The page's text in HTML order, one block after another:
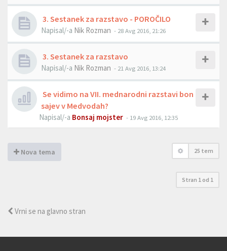
3. Sestanek za razstavo - POROČILO
Napisal/-a Nik Rozman - 28 Avg 2016, 21:26
3. Sestanek za razstavo
Napisal/-a Nik Rozman - 21 Avg 2016, 13:24
Se vidimo na VII. mednarodni razstavi bon
sajev v Medvodah?
Napisal/-a Bonsaj mojster - 19 Avg 2016, 12:35
Nova tema 25 tem
Stran 1 od 1
Vrni se na glavno stran